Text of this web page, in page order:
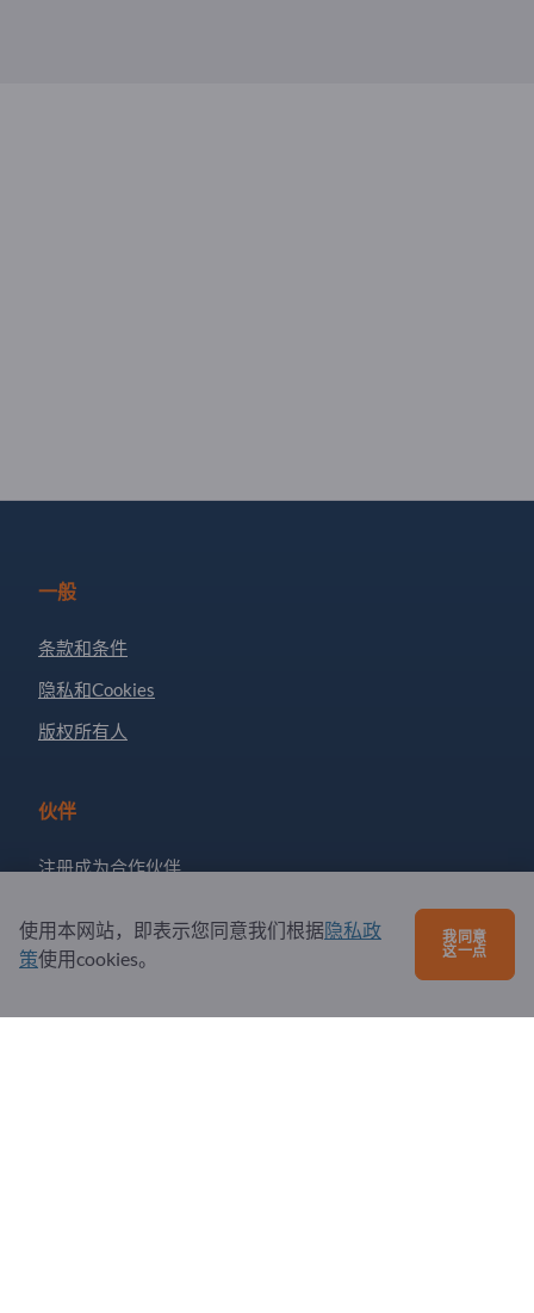
一般
条款和条件
隐私和Cookies
版权所有人
伙伴
注册成为合作伙伴
使用本网站，即表示您同意我们根据隐私政
策使用cookies。
我同意
这一点